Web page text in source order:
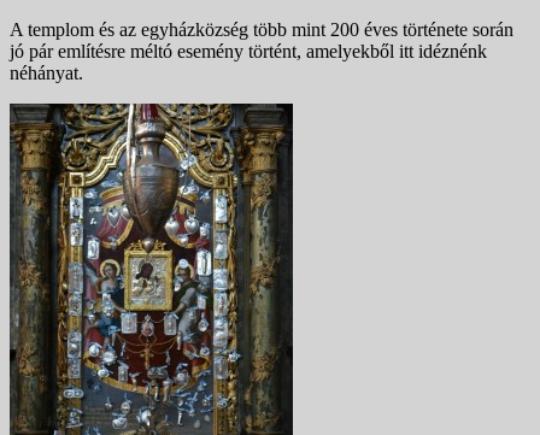
A templom és az egyházközség több mint 200 éves története során
jó pár említésre méltó esemény történt, amelyekből itt idéznénk
néhányat.